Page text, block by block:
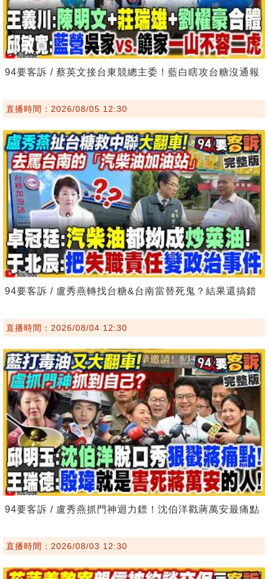
94要客訴 / 蔡英文接台東競總主委！藍白瞎攻台糖沒通報
直播時間：2026/08/05 12:30
94要客訴 / 盧秀燕轉找台糖&台南當替死鬼？結果還搞錯
直播時間：2026/08/04 12:30
94要客訴 / 盧秀燕抓門神迴力鏢！沈伯洋戳蔣萬安最痛點
直播時間：2026/08/03 12:30